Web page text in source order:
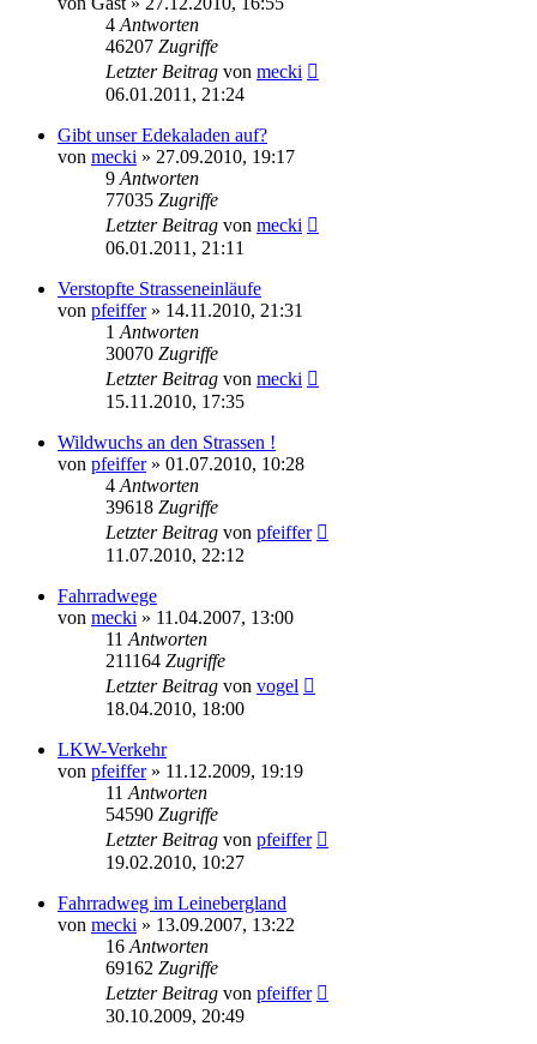
4 Antworten
46207 Zugriffe
Letzter Beitrag von mecki
06.01.2011, 21:24
Gibt unser Edekaladen auf?
von mecki » 27.09.2010, 19:17
9 Antworten
77035 Zugriffe
Letzter Beitrag von mecki
06.01.2011, 21:11
Verstopfte Strasseneinläufe
von pfeiffer» 14.11.2010, 21:31
1 Antworten
30070 Zugriffe
Letzter Beitrag von mecki
15.11.2010, 17:35
Wildwuchs an den Strassen !
von pfeiffer» 01.07.2010, 10:28
4 Antworten
39618 Zugriffe
Letzter Beitrag von pfeiffer
11.07.2010, 22:12
Fahrradwege
von mecki » 11.04.2007, 13:00
11 Antworten
211164 Zugriffe
Letzter Beitrag von vogel
18.04.2010, 18:00
LKW-Verkehr
von pfeiffer» 11.12.2009, 19:19
11 Antworten
54590 Zugriffe
Letzter Beitrag von pfeiffer
19.02.2010, 10:27
Fahrradweg im Leinebergland
von mecki » 13.09.2007, 13:22
16 Antworten
69162 Zugriffe
Letzter Beitrag von pfeiffer
30.10.2009, 20:49